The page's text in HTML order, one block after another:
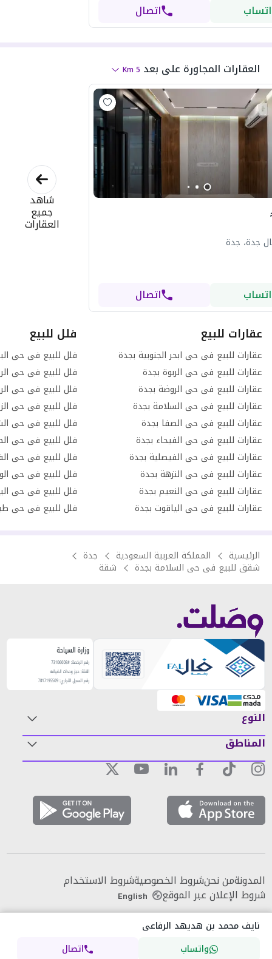
اتصال
العقارات المجاورة على بعد 5
Km
جدة، جدة
اتصال
شاهد
جميع
العقارات
عقارات للبيع
عقارات للبيع فى حى ابحر الجنوبية بجدة
عقارات للبيع فى حى الربوة بجدة
عقارات للبيع فى حى الروضة بجدة
عقارات للبيع فى حى السلامة بجدة
عقارات للبيع فى حى الصفا بجدة
عقارات للبيع فى حى الفيحاء بجدة
عقارات للبيع فى حى الفيصلية بجدة
عقارات للبيع فى حى النزهة بجدة
عقارات للبيع فى حى النعيم بجدة
عقارات للبيع فى حى الياقوت بجدة
فلل للبيع
فلل للبيع فى حى
فلل للبيع فى حى
فلل للبيع فى حى
فلل للبيع فى حى
فلل للبيع فى حى
فلل للبيع فى حى
فلل للبيع فى حى
فلل للبيع فى حى
فلل للبيع فى حى
فلل للبيع فى حى
الرئيسية المملكة العربية السعودية جدة
شقق للبيع فى حى السلامة بجدة شقة
النوع
المناطق
المدونةمن نحنشروط الخصوصيةشروط الاستخدام
شروط الإعلان عبر الموقع English
نايف محمد بن هديهد الرفاعى
واتساب
اتصال